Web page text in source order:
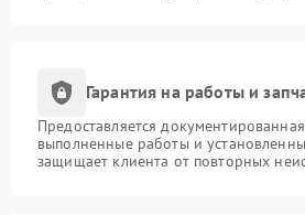
Гарантия на работы и
Предоставляется
выполненные работы и
защищает клиента от повторных